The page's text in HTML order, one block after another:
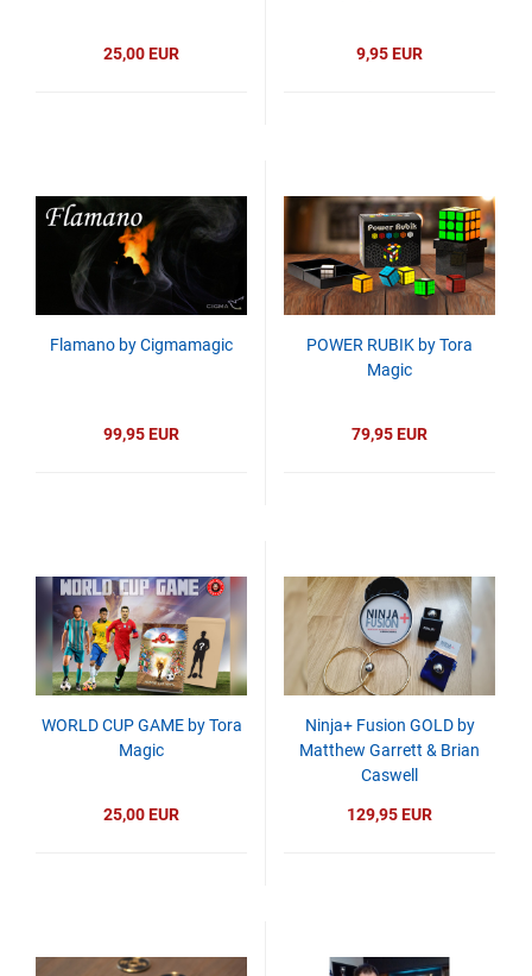
25,00 EUR 9,95 EUR
Flamano by Cigmamagic
99,95 EUR
POWER RUBIK by Tora
Magic
79,95 EUR
WORLD CUP GAME by Tora
Magic
25,00 EUR
Ninja+ Fusion GOLD by
Matthew Garrett & Brian
Caswell
129,95 EUR